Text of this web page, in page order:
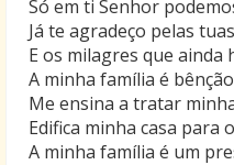
Só em ti Senhor
Já te agradeço pelas
E os milagres que ainda
A minha família é
Me ensina a tratar
Edifica minha casa para
A minha família é um